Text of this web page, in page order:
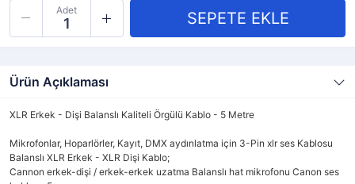
Adet
Ürün Açıklaması
XLR Erkek - Dişi Balanslı Kaliteli Örgülü Kablo - 5 Metre
Mikrofonlar, Hoparlörler, Kayıt, DMX aydınlatma için 3-Pin xlr ses Kablosu
Balanslı XLR Erkek - XLR Dişi Kablo;
Cannon erkek-dişi / erkek-erkek uzatma Balanslı hat mikrofonu Canon ses